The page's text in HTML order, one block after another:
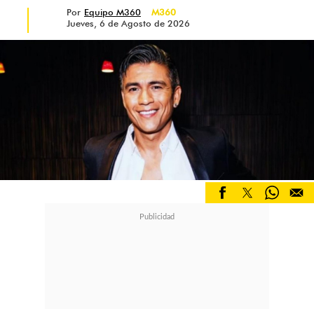
Por Equipo M360
M360
Jueves, 6 de Agosto de 2026